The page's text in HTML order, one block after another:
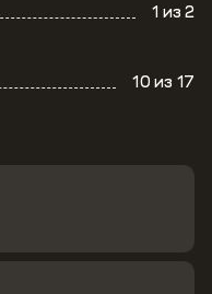
1из 2
10из 17